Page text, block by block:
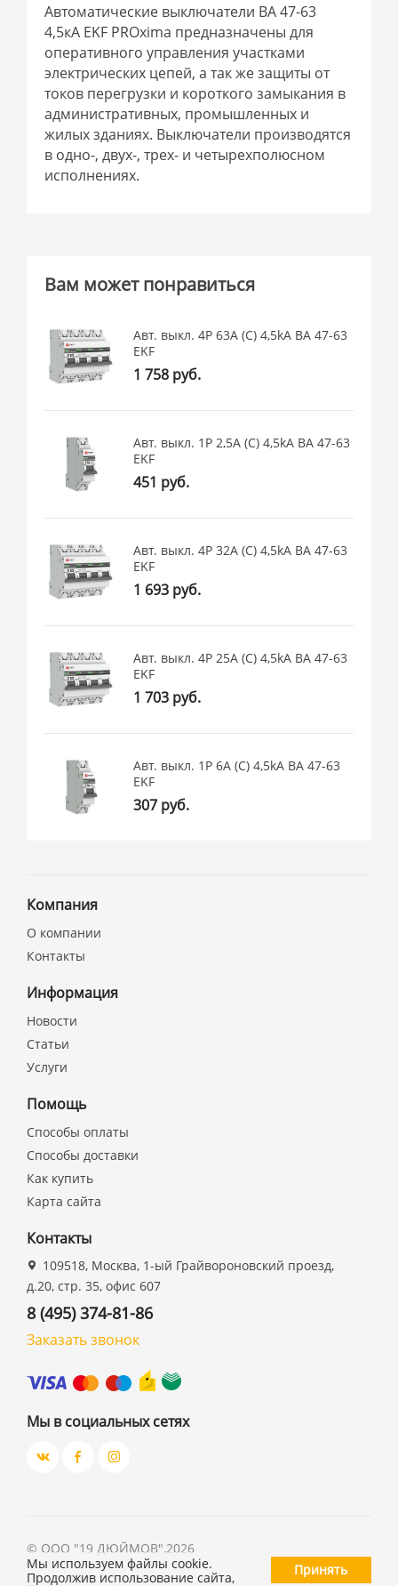
Автоматические выключатели ВА 47-63
4,5кА EKF PROxima предназначены для
оперативного управления участками
электрических цепей, а так же защиты от
токов перегрузки и короткого замыкания в
административных, промышленных и
жилых зданиях. Выключатели производятся
в одно-, двух-, трех- и четырехполюсном
исполнениях.
Вам может понравиться
Авт. выкл. 4P 63А (C) 4,5kA ВА 47-63
EKF
1 758 руб.
Авт. выкл. 1P 2,5А (C) 4,5kA ВА 47-63
EKF
451 руб.
Авт. выкл. 4P 32А (C) 4,5kA ВА 47-63
EKF
1 693 руб.
Авт. выкл. 4P 25А (C) 4,5kA ВА 47-63
EKF
1 703 руб.
Авт. выкл. 1P 6А (C) 4,5kA ВА 47-63
EKF
307 руб.
Компания
О компании
Контакты
Информация
Новости
Статьи
Услуги
Помощь
Способы оплаты
Способы доставки
Как купить
Карта сайта
Контакты
109518, Москва, 1-ый Грайвороновский проезд,
д.20, стр. 35, офис 607
8 (495) 374-81-86
Заказать звонок
Мы в социальных сетях
© ООО "19 ДЮЙМОВ",2026
Мы используем файлы cookie.
Продолжив использование сайта,
Принять